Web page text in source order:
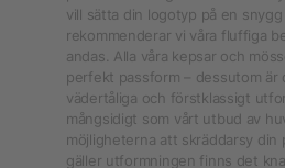
vill sätta din logotyp på en
rekommenderar vi våra fluffiga
andas. Alla våra kepsar och
perfekt passform – dessutom är
vädertåliga och förstklassigt
mångsidigt som vårt utbud av
möjligheterna att skräddarsy din
gäller utformningen finns det